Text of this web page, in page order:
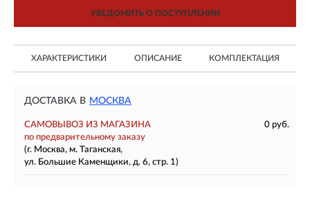
УВЕДОМИТЬ О ПОСТУПЛЕНИИ
ХАРАКТЕРИСТИКИ ОПИСАНИЕ КОМПЛЕКТАЦИЯ
ДОСТАВКА В МОСКВА
САМОВЫВОЗ ИЗ МАГАЗИНА
0 руб.
по предварительному заказу
(г. Москва, м. Таганская,
ул. Большие Каменщики, д. 6, стр. 1)